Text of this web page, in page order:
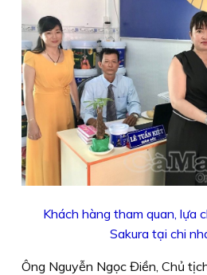
Khách hàng tham quan, lựa
Sakura tại chi
Ông Nguyễn Ngọc Điền, Chủ